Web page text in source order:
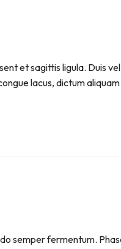
et sagittis ligula. Duis
lacus, dictum
semper fermentum.